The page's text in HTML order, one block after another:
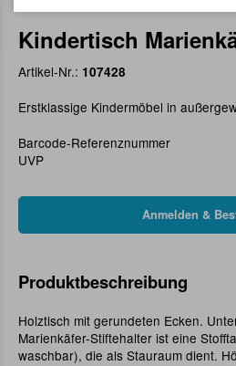
Kindertisch
Artikel-Nr.: 107428
Erstklassige Kindermöbel in
Barcode-Referenznummer
UVP
Produktbeschreibung
Holztisch mit gerundeten Ecken.
Marienkäfer-Stiftehalter ist eine
waschbar), die als Stauraum dient.